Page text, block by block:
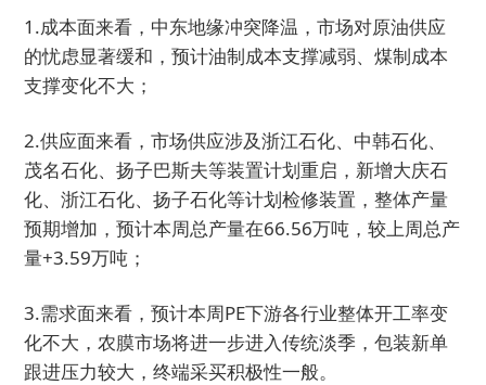
1.成本面来看，中东地缘冲突降温，市场对原油供应
的忧虑显著缓和，预计油制成本支撑减弱、煤制成本
支撑变化不大；
2.供应面来看，市场供应涉及浙江石化、中韩石化、
茂名石化、扬子巴斯夫等装置计划重启，新增大庆石
化、浙江石化、扬子石化等计划检修装置，整体产量
预期增加，预计本周总产量在66.56万吨，较上周总产
量+3.59万吨；
3.需求面来看，预计本周PE下游各行业整体开工率变
化不大，农膜市场将进一步进入传统淡季，包装新单
跟进压力较大，终端采买积极性一般。